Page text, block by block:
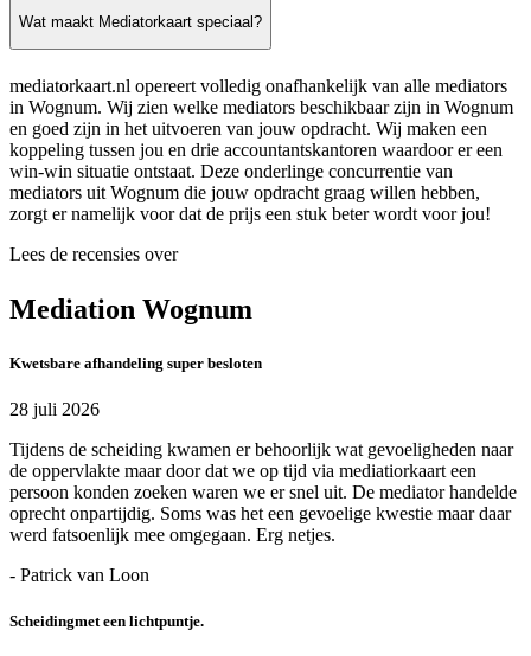
Wat maakt Mediatorkaart speciaal?
mediatorkaart.nl opereert volledig onafhankelijk van alle mediators
in Wognum. Wij zien welke mediators beschikbaar zijn in Wognum
en goed zijn in het uitvoeren van jouw opdracht. Wij maken een
koppeling tussen jou en drie accountantskantoren waardoor er een
win-win situatie ontstaat. Deze onderlinge concurrentie van
mediators uit Wognum die jouw opdracht graag willen hebben,
zorgt er namelijk voor dat de prijs een stuk beter wordt voor jou!
Lees de recensies over
Mediation Wognum
Kwetsbare afhandeling super besloten
28 juli 2026
Tijdens de scheiding kwamen er behoorlijk wat gevoeligheden naar
de oppervlakte maar door dat we op tijd via mediatiorkaart een
persoon konden zoeken waren we er snel uit. De mediator handelde
oprecht onpartijdig. Soms was het een gevoelige kwestie maar daar
werd fatsoenlijk mee omgegaan. Erg netjes.
- Patrick van Loon
Scheidingmet een lichtpuntje.